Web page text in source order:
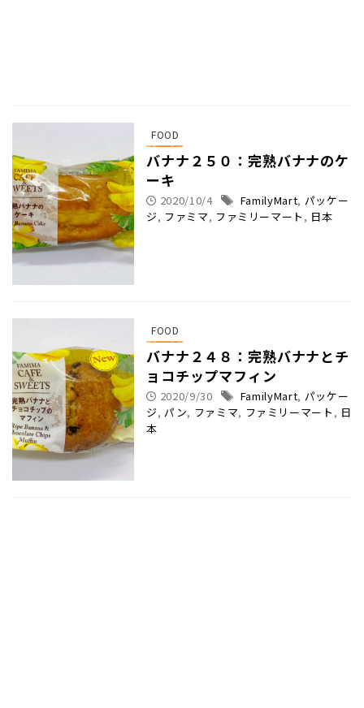
FOOD
バナナ２５０：完熟バナナのケ
ーキ
2020/10/4 FamilyMart, パッケー
ジ, ファミマ, ファミリーマート , 日本
FOOD
バナナ２４８：完熟バナナとチ
ョコチップマフィン
2020/9/30 FamilyMart, パッケー
ジ, パン, ファミマ, ファミリーマート , 日
本